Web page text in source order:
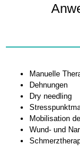
Manuelle
Dehnungen
Dry needling
Mobilisation
Wund- und